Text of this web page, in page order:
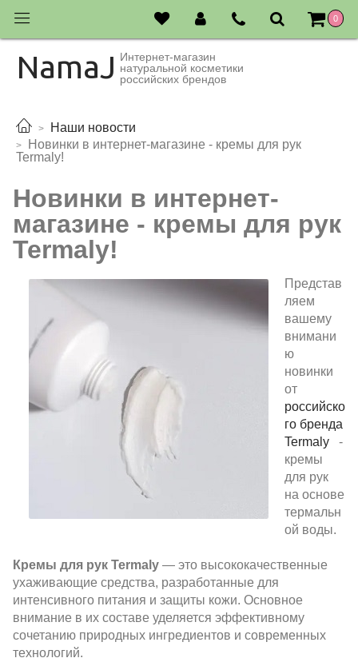
0
NamaJ Интернет-магазин
натуральной косметики
российских брендов
Наши новости
Новинки в интернет-магазине - кремы для рук
Termaly!
Новинки в интернет-
магазине - кремы для рук
Termaly!
Представ
ляем
вашему
внимани
ю
новинки
от
российско
го бренда
Termaly
-
кремы
для рук
на основе
термальн
ой воды.
Кремы для рук Termaly — это высококачественные
ухаживающие средства, разработанные для
интенсивного питания и защиты кожи. Основное
внимание в их составе уделяется эффективному
сочетанию природных ингредиентов и современных
технологий.